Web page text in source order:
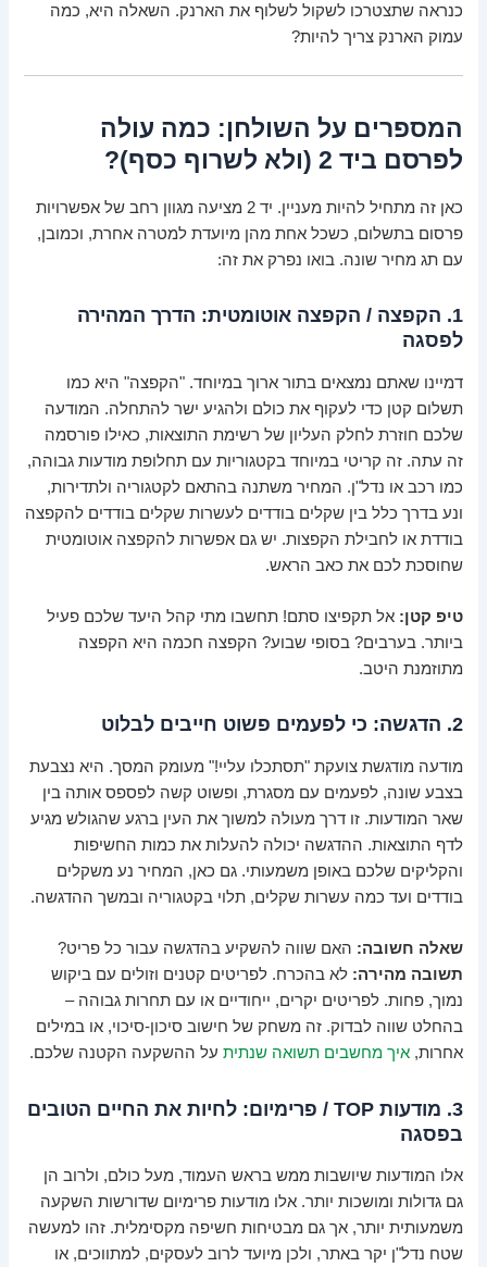
כנראה שתצטרכו לשקול לשלוף את הארנק. השאלה היא, כמה
עמוק הארנק צריך להיות?
המספרים על השולחן: כמה עולה
לפרסם ביד 2 (ולא לשרוף כסף)?
כאן זה מתחיל להיות מעניין. יד 2 מציעה מגוון רחב של אפשרויות
פרסום בתשלום, כשכל אחת מהן מיועדת למטרה אחרת, וכמובן,
עם תג מחיר שונה. בואו נפרק את זה:
1. הקפצה / הקפצה אוטומטית: הדרך המהירה
לפסגה
דמיינו שאתם נמצאים בתור ארוך במיוחד. "הקפצה" היא כמו
תשלום קטן כדי לעקוף את כולם ולהגיע ישר להתחלה. המודעה
שלכם חוזרת לחלק העליון של רשימת התוצאות, כאילו פורסמה
זה עתה. זה קריטי במיוחד בקטגוריות עם תחלופת מודעות גבוהה,
כמו רכב או נדל"ן. המחיר משתנה בהתאם לקטגוריה ולתדירות,
ונע בדרך כלל בין שקלים בודדים לעשרות שקלים בודדים להקפצה
בודדת או לחבילת הקפצות. יש גם אפשרות להקפצה אוטומטית
שחוסכת לכם את כאב הראש.
טיפ קטן: אל תקפיצו סתם! תחשבו מתי קהל היעד שלכם פעיל
ביותר. בערבים? בסופי שבוע? הקפצה חכמה היא הקפצה
מתוזמנת היטב.
2. הדגשה: כי לפעמים פשוט חייבים לבלוט
מודעה מודגשת צועקת "תסתכלו עליי!" מעומק המסך. היא נצבעת
בצבע שונה, לפעמים עם מסגרת, ופשוט קשה לפספס אותה בין
שאר המודעות. זו דרך מעולה למשוך את העין ברגע שהגולש מגיע
לדף התוצאות. ההדגשה יכולה להעלות את כמות החשיפות
והקליקים שלכם באופן משמעותי. גם כאן, המחיר נע משקלים
בודדים ועד כמה עשרות שקלים, תלוי בקטגוריה ובמשך ההדגשה.
שאלה חשובה: האם שווה להשקיע בהדגשה עבור כל פריט?
תשובה מהירה: לא בהכרח. לפריטים קטנים וזולים עם ביקוש
נמוך, פחות. לפריטים יקרים, ייחודיים או עם תחרות גבוהה –
בהחלט שווה לבדוק. זה משחק של חישוב סיכון-סיכוי, או במילים
אחרות,איך מחשבים תשואה שנתית על ההשקעה הקטנה שלכם.
3. מודעות TOP / פרימיום: לחיות את החיים הטובים
בפסגה
אלו המודעות שיושבות ממש בראש העמוד, מעל כולם, ולרוב הן
גם גדולות ומושכות יותר. אלו מודעות פרימיום שדורשות השקעה
משמעותית יותר, אך גם מבטיחות חשיפה מקסימלית. זהו למעשה
שטח נדל"ן יקר באתר, ולכן מיועד לרוב לעסקים, למתווכים, או